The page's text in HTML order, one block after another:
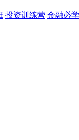
投资训练营 金融必学